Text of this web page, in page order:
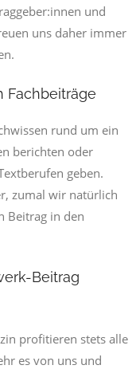
und
uns daher immer
Fachbeiträge
rund um ein
berichten oder
geben.
zumal wir natürlich
Beitrag in den
Beitrag
profitieren stets alle
es von uns und